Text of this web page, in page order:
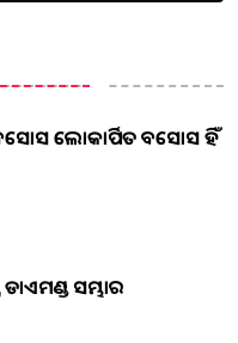
ଲୋକାର୍ପିତ ଅବସୋସ ହିଁ
ସମ୍ଭାର